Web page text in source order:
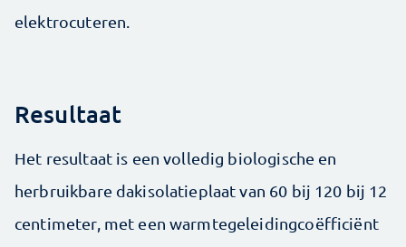
elektrocuteren.
Resultaat
Het resultaat is een volledig biologische en
herbruikbare dakisolatieplaat van 60 bij 120 bij 12
centimeter, met een warmtegeleidingcoëfficiënt